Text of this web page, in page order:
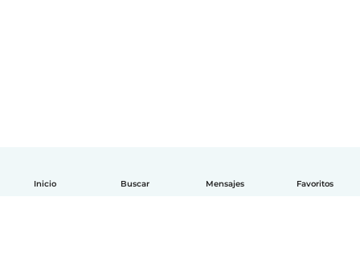
Inicio Buscar Mensajes Favoritos